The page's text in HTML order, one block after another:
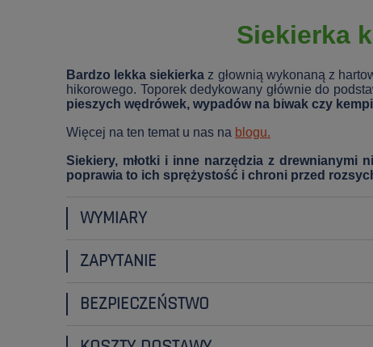
Siekierka
Bardzo lekka siekierka z głownią wykonaną z
hikorowego. Toporek dedykowany głównie do
pieszych wędrówek, wypadów na biwak czy
Więcej na ten temat u nas na blogu.
Siekiery, młotki i inne narzędzia z drewnianymi
poprawia to ich sprężystość i chroni przed
WYMIARY
ZAPYTANIE
BEZPIECZEŃSTWO